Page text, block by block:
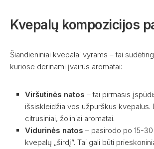
Kvepalų kompozicijos
Šiandieniniai kvepalai vyrams – tai
kuriose derinami įvairūs aromatai:
Viršutinės natos – tai pirmasis
išsiskleidžia vos užpurškus kvepalus.
citrusiniai, žoliniai aromatai.
Vidurinės natos – pasirodo po 15-
kvepalų „širdį”. Tai gali būti